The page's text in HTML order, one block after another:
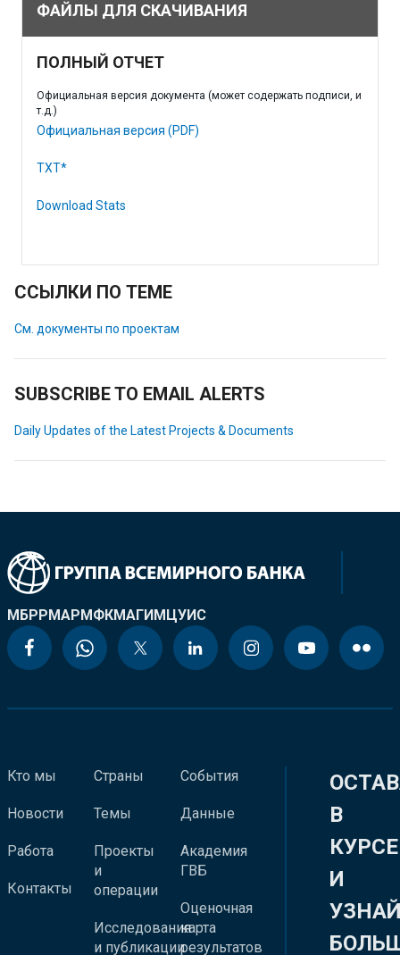
ФАЙЛЫ ДЛЯ СКАЧИВАНИЯ
ПОЛНЫЙ ОТЧЕТ
Официальная версия документа (может содержать подписи, и
т.д.)
Официальная версия (PDF)
TXT*
Download Stats
ССЫЛКИ ПО ТЕМЕ
См. документы по проектам
SUBSCRIBE TO EMAIL ALERTS
Daily Updates of the Latest Projects & Documents
МБРРМАРМФКМАГИМЦУИС
Кто мы
Новости
Работа
Контакты
Страны
Темы
Проекты
и
операции
Исследования
и публикации
События
Данные
Академия
ГВБ
Оценочная
карта
результатов
В
КУРСЕ
И